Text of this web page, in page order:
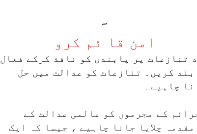
۔
امن قا ئم کرو
تنازعات پر پابندی کو نافذ کرکے فعال
بند کریں۔ تنازعات کو عدالت میں حل
چاہیے۔
کے مجرموں کو عالمی عدالت کے
چلایا جانا چاہیے ، جیسا کہ ایک